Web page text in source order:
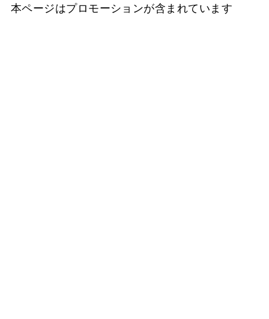
本ページはプロモーションが含まれています